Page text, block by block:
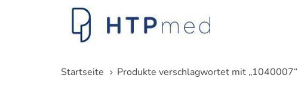
Startseite Produkte verschlagwortet mit „1040007“